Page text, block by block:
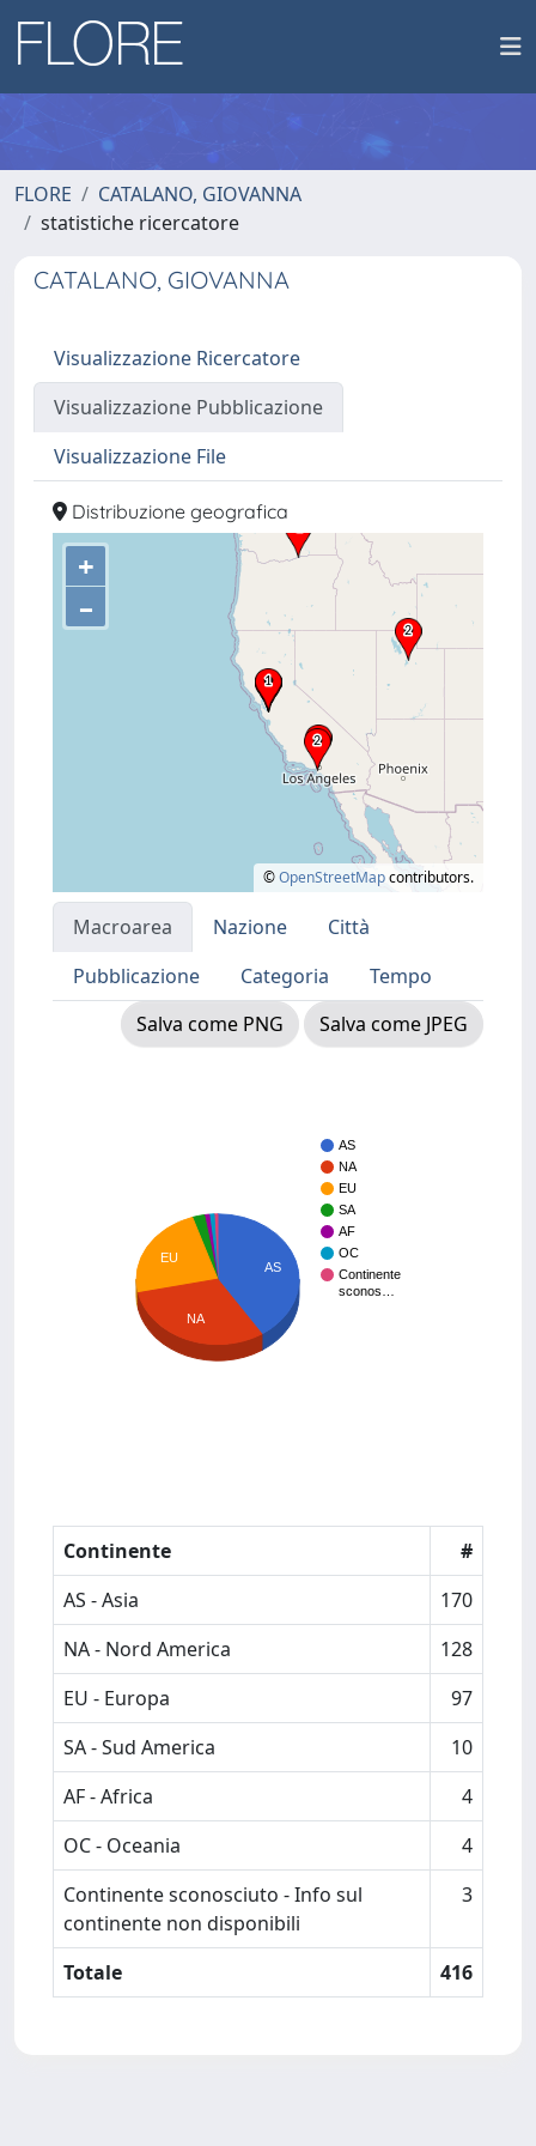
FLORE
CATALANO, GIOVANNA
statistiche ricercatore
CATALANO, GIOVANNA
Visualizzazione Ricercatore
Visualizzazione Pubblicazione
Visualizzazione File
Distribuzione geografica
+
–
©OpenStreetMapcontributors.
Macroarea Nazione
Città
Pubblicazione
Categoria
Tempo
Salva come PNG
Salva come JPEG
AS
NA
EU
SA
AF
OC
Continente
sconos…
AS
EU
NA
Continente
#
AS - Asia
170
NA - Nord America
128
EU - Europa
97
SA - Sud America
10
AF - Africa
4
OC - Oceania
4
Continente sconosciuto - Info sul
continente non disponibili
3
Totale 416